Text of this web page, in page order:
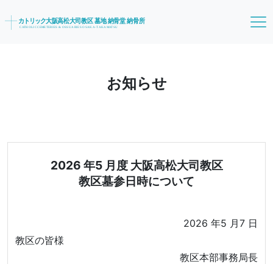
お知らせ
2026 年5 月度 大阪高松大司教区
教区墓参日時について
2026 年5 月7 日
教区の皆様
教区本部事務局長